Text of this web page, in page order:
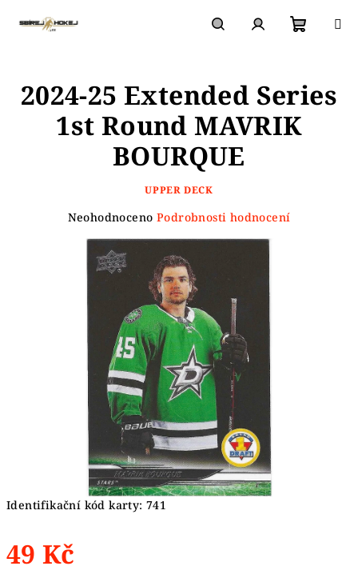
košík
Identifikační kód karty: 741
49 Kč
2024-25 Extended Series
1st Round MAVRIK
BOURQUE
UPPER DECK
Průměrné
produktu
hvězdiček.
Neohodnoceno Podrobnosti hodnocení